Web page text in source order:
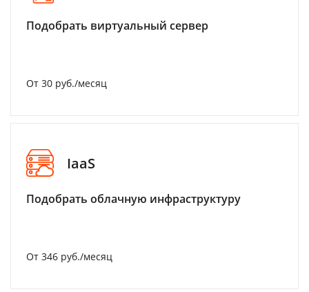
Подобрать виртуальный сервер
От 30 руб./месяц
IaaS
Подобрать облачную инфраструктуру
От 346 руб./месяц